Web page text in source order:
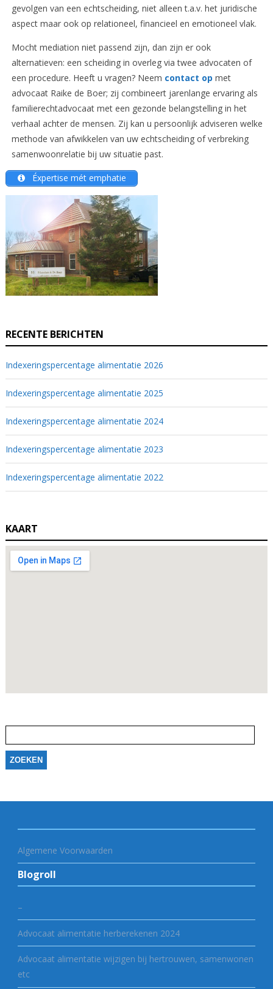
gevolgen van een echtscheiding, niet alleen t.a.v. het juridische
aspect maar ook op relationeel, financieel en emotioneel vlak.
Mocht mediation niet passend zijn, dan zijn er ook
alternatieven: een scheiding in overleg via twee advocaten of
een procedure. Heeft u vragen? Neem contact op met
advocaat Raike de Boer; zij combineert jarenlange ervaring als
familierechtadvocaat met een gezonde belangstelling in het
verhaal achter de mensen. Zij kan u persoonlijk adviseren welke
methode van afwikkelen van uw echtscheiding of verbreking
samenwoonrelatie bij uw situatie past.
Éxpertise mét emphatie
RECENTE BERICHTEN
Indexeringspercentage alimentatie 2026
Indexeringspercentage alimentatie 2025
Indexeringspercentage alimentatie 2024
Indexeringspercentage alimentatie 2023
Indexeringspercentage alimentatie 2022
KAART
naar:
Algemene Voorwaarden
Blogroll
–
Advocaat alimentatie herberekenen 2024
Advocaat alimentatie wijzigen bij hertrouwen, samenwonen
etc